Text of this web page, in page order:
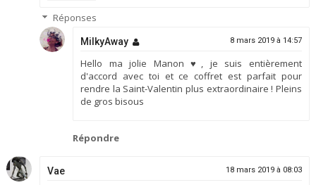
Réponses
MilkyAway 8 mars 2019 à 14:57
Hello ma jolie Manon ♥, je suis entièrement
d'accord avec toi et ce coffret est parfait pour
rendre la Saint-Valentin plus extraordinaire ! Pleins
de gros bisous
Répondre
Vae 18 mars 2019 à 08:03